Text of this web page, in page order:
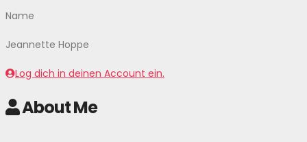
Name
Jeannette Hoppe
Log dich in deinen Account ein.
About Me